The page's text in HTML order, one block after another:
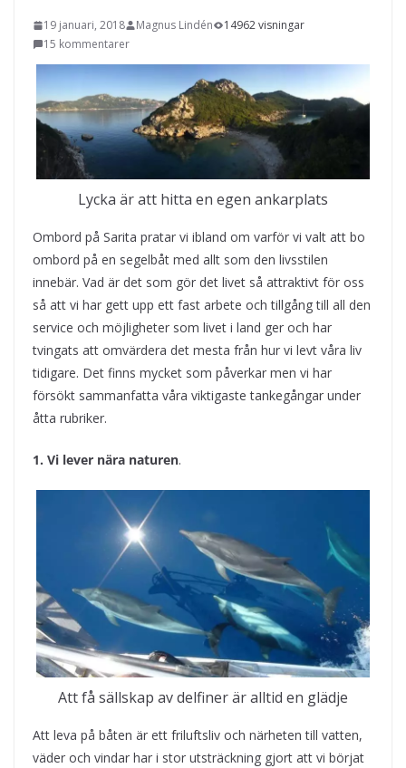
19 januari, 2018 Magnus Lindén
14962 visningar
15 kommentarer
Lycka är att hitta en egen ankarplats
Ombord på Sarita pratar vi ibland om varför vi valt att bo
ombord på en segelbåt med allt som den livsstilen
innebär. Vad är det som gör det livet så attraktivt för oss
så att vi har gett upp ett fast arbete och tillgång till all den
service och möjligheter som livet i land ger och har
tvingats att omvärdera det mesta från hur vi levt våra liv
tidigare. Det finns mycket som påverkar men vi har
försökt sammanfatta våra viktigaste tankegångar under
åtta rubriker.
1. Vi lever nära naturen.
Att få sällskap av delfiner är alltid en glädje
Att leva på båten är ett friluftsliv och närheten till vatten,
väder och vindar har i stor utsträckning gjort att vi börjat